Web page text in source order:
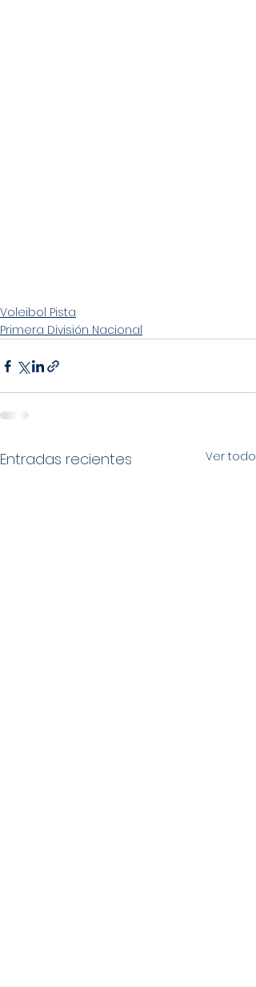
Voleibol Pista
Primera División Nacional
Entradas recientes Ver todo